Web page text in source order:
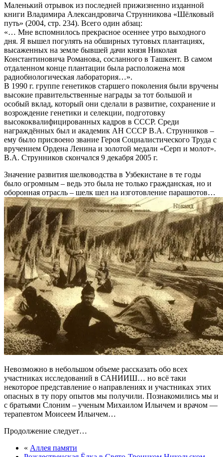
Маленький отрывок из последней прижизненно изданной
книги Владимира Александровича Струнникова «Шёлковый
путь» (2004, стр. 234). Всего один абзац:
«… Мне вспомнилось прекрасное осеннее утро выходного
дня. Я вышел погулять на обширных тутовых плантациях,
высаженных на земле бывшей дачи князя Николая
Константиновича Романова, сосланного в Ташкент. В самом
отдаленном конце плантации была расположена моя
радиобиологическая лаборатория…».
В 1990 г. группе генетиков старшего поколения были вручены
высокие правительственные награды за тот большой и
особый вклад, который они сделали в развитие, сохранение и
возрождение генетики и селекции, подготовку
высококвалифицированных кадров в СССР. Среди
награждённых был и академик АН СССР В.А. Струнников –
ему было присвоено звание Героя Социалистического Труда с
вручением Ордена Ленина и золотой медали «Серп и молот».
В.А. Струнников скончался 9 декабря 2005 г.
Значение развития шелководства в Узбекистане в те годы
было огромным – ведь это была не только гражданская, но и
оборонная отрасль – шелк шел на изготовление парашютов…
Невозможно в небольшом объеме рассказать обо всех
участниках исследований в САНИИШ… но всё таки
некоторое представление о направлениях и участниках этих
опасных в ту пору опытов мы получили. Познакомились мы и
с братьями Слоним – ученым Михаилом Ильичем и врачом —
терапевтом Моисеем Ильичем…
Продолжение следует…
« Аллея памяти